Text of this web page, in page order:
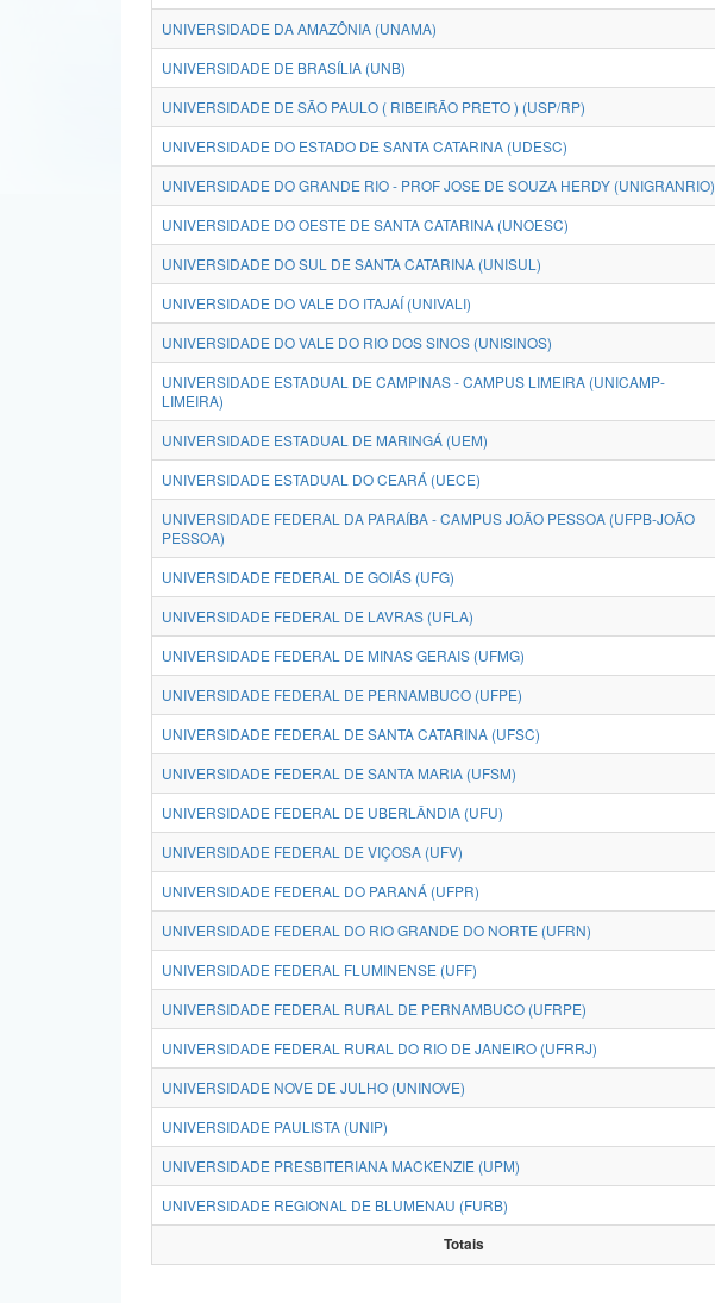
UNIVERSIDADE DA AMAZÔNIA (UNAMA)
UNIVERSIDADE DE BRASÍLIA (UNB)
UNIVERSIDADE DE SÃO PAULO ( RIBEIRÃO PRETO ) (USP/RP)
UNIVERSIDADE DO ESTADO DE SANTA CATARINA (UDESC)
UNIVERSIDADE DO GRANDE RIO - PROF JOSE DE SOUZA HERDY (UNIGRANRIO)
UNIVERSIDADE DO OESTE DE SANTA CATARINA (UNOESC)
UNIVERSIDADE DO SUL DE SANTA CATARINA (UNISUL)
UNIVERSIDADE DO VALE DO ITAJAÍ (UNIVALI)
UNIVERSIDADE DO VALE DO RIO DOS SINOS (UNISINOS)
UNIVERSIDADE ESTADUAL DE CAMPINAS - CAMPUS LIMEIRA (UNICAMP-
LIMEIRA)
UNIVERSIDADE ESTADUAL DE MARINGÁ (UEM)
UNIVERSIDADE ESTADUAL DO CEARÁ (UECE)
UNIVERSIDADE FEDERAL DA PARAÍBA - CAMPUS JOÃO PESSOA (UFPB-JOÃO
PESSOA)
UNIVERSIDADE FEDERAL DE GOIÁS (UFG)
UNIVERSIDADE FEDERAL DE LAVRAS (UFLA)
UNIVERSIDADE FEDERAL DE MINAS GERAIS (UFMG)
UNIVERSIDADE FEDERAL DE PERNAMBUCO (UFPE)
UNIVERSIDADE FEDERAL DE SANTA CATARINA (UFSC)
UNIVERSIDADE FEDERAL DE SANTA MARIA (UFSM)
UNIVERSIDADE FEDERAL DE UBERLÂNDIA (UFU)
UNIVERSIDADE FEDERAL DE VIÇOSA (UFV)
UNIVERSIDADE FEDERAL DO PARANÁ (UFPR)
UNIVERSIDADE FEDERAL DO RIO GRANDE DO NORTE (UFRN)
UNIVERSIDADE FEDERAL FLUMINENSE (UFF)
UNIVERSIDADE FEDERAL RURAL DE PERNAMBUCO (UFRPE)
UNIVERSIDADE FEDERAL RURAL DO RIO DE JANEIRO (UFRRJ)
UNIVERSIDADE NOVE DE JULHO (UNINOVE)
UNIVERSIDADE PAULISTA (UNIP)
UNIVERSIDADE PRESBITERIANA MACKENZIE (UPM)
UNIVERSIDADE REGIONAL DE BLUMENAU (FURB)
Totais